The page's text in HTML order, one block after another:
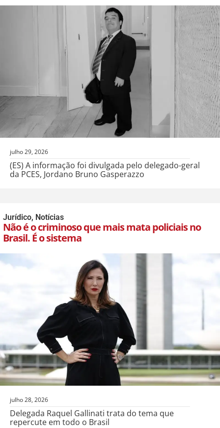
julho 29, 2026
(ES) A informação foi divulgada pelo delegado-geral
da PCES, Jordano Bruno Gasperazzo
Jurídico, Notícias
Não é o criminoso que mais mata policiais no
Brasil. É o sistema
julho 28, 2026
Delegada Raquel Gallinati trata do tema que
repercute em todo o Brasil